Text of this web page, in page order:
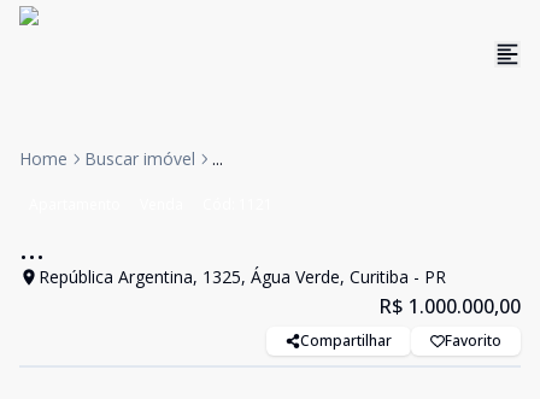
Home Buscar imóvel ...
...
República Argentina, 1325, Água Verde, Curitiba - PR
R$ 1.000.000,00
Compartilhar Favorito